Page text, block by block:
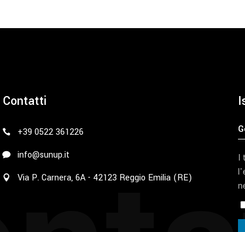
Contatti
+39 0522 361226
info@sunup.it
Via P. Carnera, 6A - 42123 Reggio Emilia (RE)
I